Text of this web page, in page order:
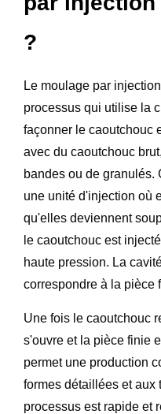
?
Le moulage par
processus qui utilise la
façonner le caoutchouc
avec du caoutchouc
bandes ou de granulés.
une unité d'injection où
qu'elles deviennent
le caoutchouc est
haute pression. La
correspondre à la pièce
Une fois le caoutchouc
s'ouvre et la pièce finie
permet une production
formes détaillées et aux
processus est rapide et